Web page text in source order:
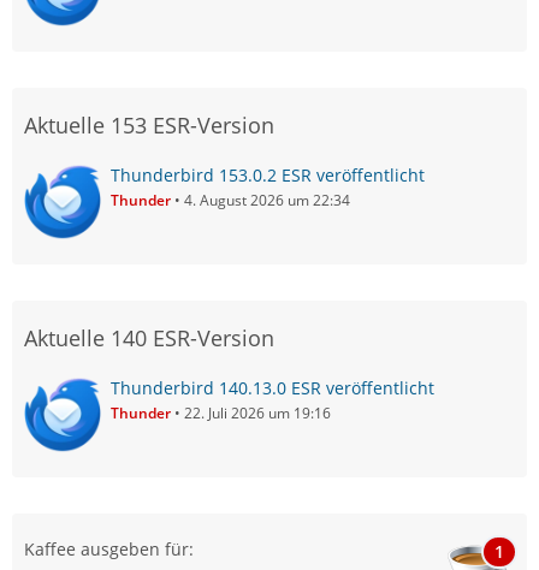
Aktuelle 153 ESR-Version
Thunderbird 153.0.2 ESR veröffentlicht
Thunder 4. August 2026 um 22:34
Aktuelle 140 ESR-Version
Thunderbird 140.13.0 ESR veröffentlicht
Thunder 22. Juli 2026 um 19:16
Kaffee ausgeben für: 1